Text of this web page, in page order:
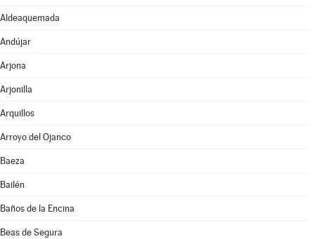
Aldeaquemada
Andújar
Arjona
Arjonilla
Arquillos
Arroyo del Ojanco
Baeza
Bailén
Baños de la Encina
Beas de Segura